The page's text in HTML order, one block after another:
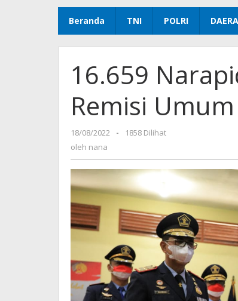
Beranda TNI POLRI
16.659
Remisi
18/08/2022
oleh
-
1858 Dilihat
oleh nana